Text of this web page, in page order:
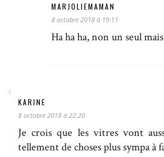
MARJOLIEMAMAN
8 octobre 2018 à 19:11
Ha ha ha, non un seul
KARINE
8 octobre 2018 à 22:20
Je crois que les vitres vont
tellement de choses plus sympa